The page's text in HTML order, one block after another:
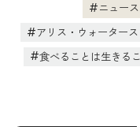
ニュース
アリス・ウォータース
食べることは生きる